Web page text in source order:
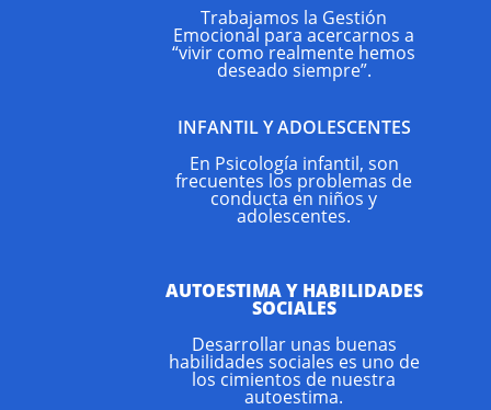
Trabajamos la Gestión
Emocional para acercarnos a
“vivir como realmente hemos
deseado siempre”.
INFANTIL Y ADOLESCENTES
En Psicología infantil, son
frecuentes los problemas de
conducta en niños y
adolescentes.
AUTOESTIMA Y HABILIDADES
SOCIALES
Desarrollar unas buenas
habilidades sociales es uno de
los cimientos de nuestra
autoestima.